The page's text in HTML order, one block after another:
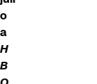
o
a
H
B